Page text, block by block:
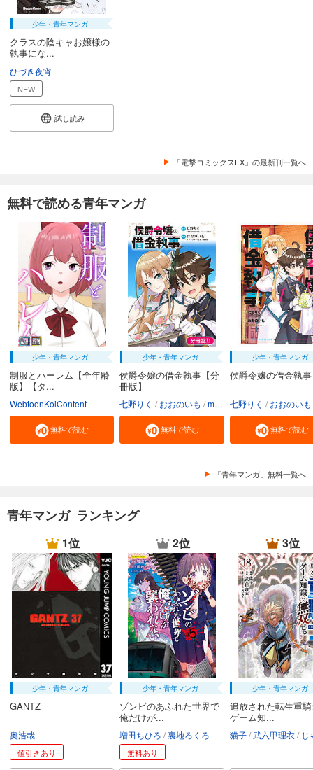
少年・青年マンガ
クラスの陰キャお嬢様の
執事にな...
ひづき夜宵
NEW
試し読み
「電撃コミックスEX」の最新刊一覧へ
無料で読める青年マンガ
少年・青年マンガ
制服とハーレム【全年齢
版】【タ...
WebtoonKoiContent
無料で読む
少年・青年マンガ
侯爵令嬢の借金執事【分
冊版】
七野りく おおのいも mmu
無料で読む
少年・青年マンガ
侯爵令嬢の借金執事
七野りく おおのいも
無料で読む
「青年マンガ」無料一覧へ
青年マンガ ランキング
1位
少年・青年マンガ
GANTZ
奥浩哉
値引きあり
2位
少年・青年マンガ
ゾンビのあふれた世界で
俺だけが...
増田ちひろ 裏地ろくろ
無料あり
3位
少年・青年マンガ
追放された転生重
ゲーム知...
猫子 武六甲理衣 じゃ